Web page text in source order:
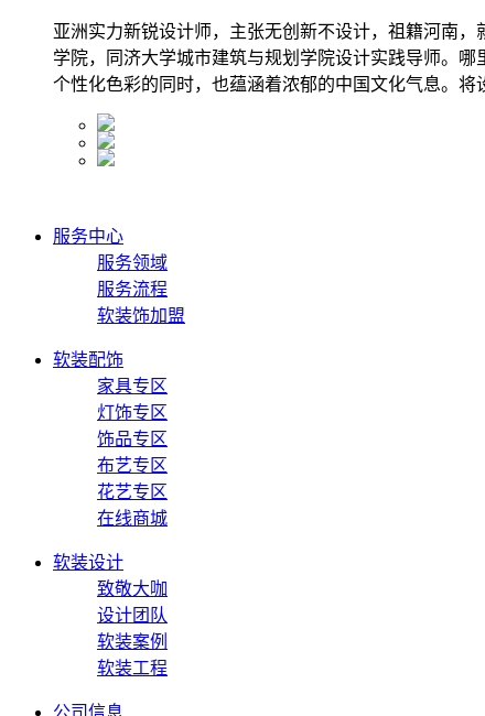
亚洲实力新锐设计师，主张无创新不设计，祖籍河南
学院，同济大学城市建筑与规划学院设计实践导师。
个性化色彩的同时，也蕴涵着浓郁的中国文化气息。
服务中心
服务领域
服务流程
软装饰加盟
软装配饰
家具专区
灯饰专区
饰品专区
布艺专区
花艺专区
在线商城
软装设计
致敬大咖
设计团队
软装案例
软装工程
公司信息